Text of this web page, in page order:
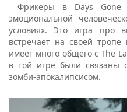
Фрикеры в Days Gone
эмоциональной
условиях. Это игра про
встречает на своей
имеет много общего с The
в той игре были связаны
зомби-апокалипсисом.